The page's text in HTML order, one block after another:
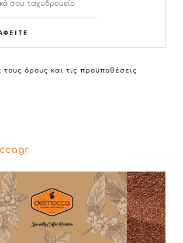
όρους και τις προϋποθέσεις